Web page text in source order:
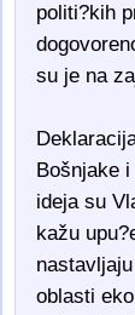
politi?kih
su je na
Bošnjake
ideja su
kažu
oblasti